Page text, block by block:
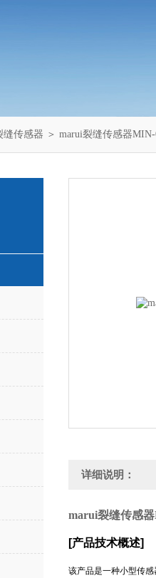
缝传感器 ＞ marui裂缝传感器
详细说明：
marui裂缝传感
[产品技术概述]
该产品是一种小型传